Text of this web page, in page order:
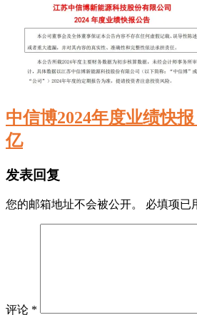
中信博2024年度业绩快
亿
发表回复
您的邮箱地址不会被公开。 必填项已
评论 *